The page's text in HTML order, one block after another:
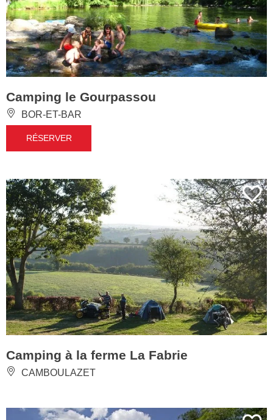
Camping le Gourpassou
BOR-ET-BAR
RÉSERVER
Camping à la ferme La Fabrie
CAMBOULAZET